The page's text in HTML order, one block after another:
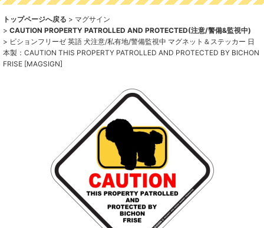
トップページへ戻る > マグサイン
> CAUTION PROPERTY PATROLLED AND PROTECTED(注意/警備&監視中)
> ビションフリーゼ 英語 犬注意/私有地/警備監視中 マグネット＆ステッカー 日
本製：CAUTION THIS PROPERTY PATROLLED AND PROTECTED BY BICHON
FRISE [MAGSIGN]